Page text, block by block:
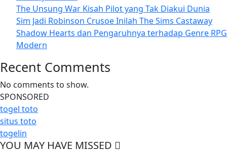
The Unsung War Kisah Pilot yang Tak Diakui Dunia
Sim Jadi Robinson Crusoe Inilah The Sims Castaway
Shadow Hearts dan Pengaruhnya terhadap Genre RPG
Modern
Recent Comments
No comments to show.
SPONSORED
togel toto
situs toto
togelin
YOU MAY HAVE MISSED